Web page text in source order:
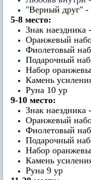
"Верный друг"
5-8 место:
Знак наездника
Оранжевый
Фиолетовый
Подарочный
Набор
Камень
Руна 10 ур
9-10 место:
Знак наездника
Оранжевый
Фиолетовый
Подарочный
Набор
Камень
Руна 9 ур